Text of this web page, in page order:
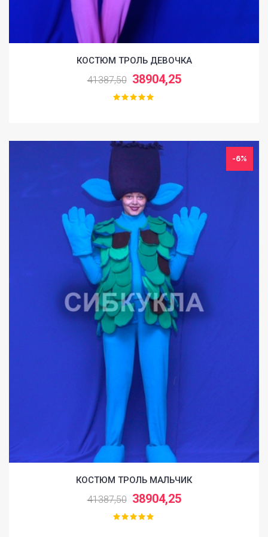
КОСТЮМ ТРОЛЬ ДЕВОЧКА
41387,50 38904,25
-6%
КОСТЮМ ТРОЛЬ МАЛЬЧИК
41387,50 38904,25